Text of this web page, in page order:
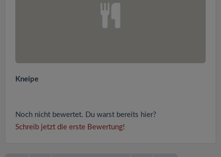
Kneipe
Noch nicht bewertet. Du warst bereits hier?
Schreib jetzt die erste Bewertung!